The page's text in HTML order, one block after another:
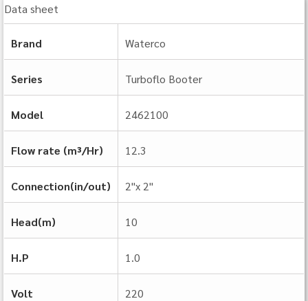
Data sheet
Brand Waterco
Series Turboflo Booter
Model 2462100
Flow rate (m³/Hr) 12.3
Connection(in/out) 2"x 2"
Head(m) 10
H.P 1.0
Volt 220